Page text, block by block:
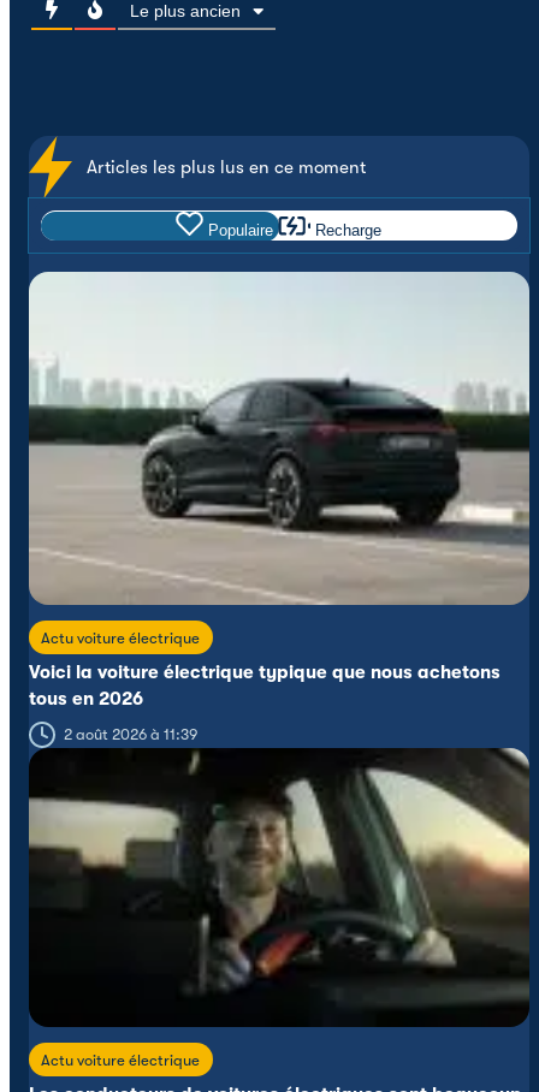
Le plus ancien
Articles les plus lus en ce moment
Populaire Recharge
Actu voiture électrique
Voici la voiture électrique typique que nous achetons
tous en 2026
2 août 2026 à 11:39
Actu voiture électrique